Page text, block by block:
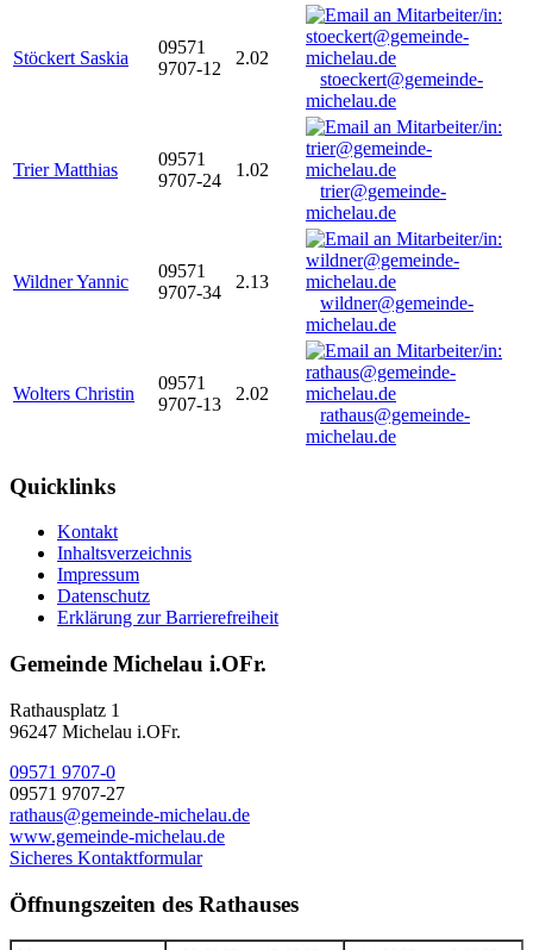
Stöckert Saskia
09571
9707-12
2.02
stoeckert@gemeinde-
michelau.de
Trier Matthias
09571
9707-24
1.02
trier@gemeinde-
michelau.de
Wildner Yannic
09571
9707-34
2.13
wildner@gemeinde-
michelau.de
Wolters Christin
09571
9707-13
2.02
rathaus@gemeinde-
michelau.de
Quicklinks
Kontakt
Inhaltsverzeichnis
Impressum
Datenschutz
Erklärung zur Barrierefreiheit
Gemeinde Michelau i.OFr.
Rathausplatz 1
96247 Michelau i.OFr.
09571 9707-0
09571 9707-27
rathaus@gemeinde-michelau.de
www.gemeinde-michelau.de
Sicheres Kontaktformular
Öffnungszeiten des Rathauses